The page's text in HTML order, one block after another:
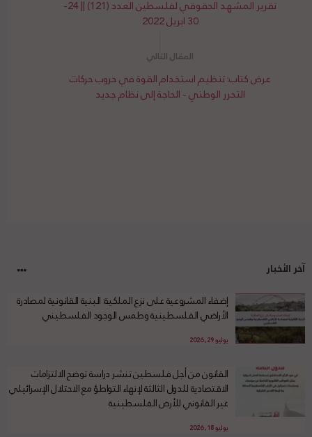
تقرير المشهد الحقوقي لفلسطين العدد (121) || 24-
30 ابريل 2022
عرض كتاب: تنظيم استخدام القوة في حروب حركات
التحرر الوطني - الحاجة إلى نظام جديد
آخر الأخبار
إضفاء المشروعية على نزع الملكية: البنية القانونية لمصادرة
الأراضي الفلسطينية وطمس الوجود الفلسطيني
يوليو 29, 2026
القانون من أجل فلسطين تنشر دراسة توضح الالتزامات
الاقتصادية للدول الثالثة لإنهاء التواطؤ مع الاحتلال الإسرائيلي
غير القانوني للأرض الفلسطينية
يوليو 18, 2026